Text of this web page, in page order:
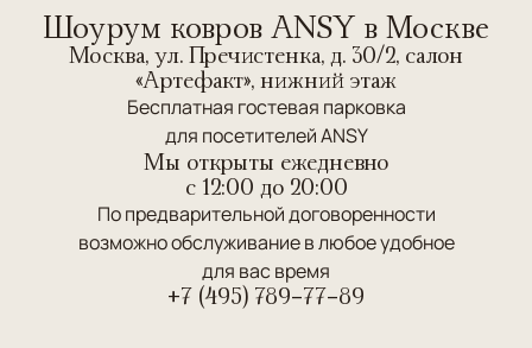
Шоурум ковров ANSY в Москве
Москва, ул. Пречистенка, д. 30/2, салон
«Артефакт», нижний этаж
Бесплатная гостевая парковка
для посетителей ANSY
Мы открыты ежедневно
c 12:00 до 20:00
По предварительной договоренности
возможно обслуживание в любое удобное
для вас время
+7 (495) 789-77-89